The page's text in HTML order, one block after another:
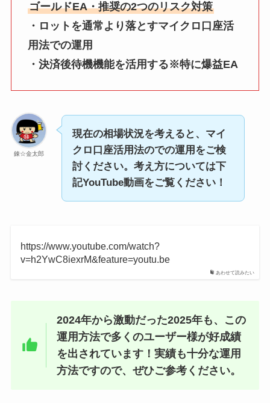
ゴールドEA・推奨の2つのリスク対策
・ロットを通常より落とすマイクロ口座活
用法での運用
・決済後待機機能を活用する※特に爆益EA
錬☆金太郎
現在の相場状況を考えると、マイ
クロ口座活用法のでの運用をご検
討ください。考え方については下
記YouTube動画をご覧ください！
あわせて読みたい
https://www.youtube.com/watch?
v=h2YwC8iexrM&feature=youtu.be
2024年から激動だった2025年も、この
運用方法で多くのユーザー様が好成績
を出されています！実績も十分な運用
方法ですので、ぜひご参考ください。